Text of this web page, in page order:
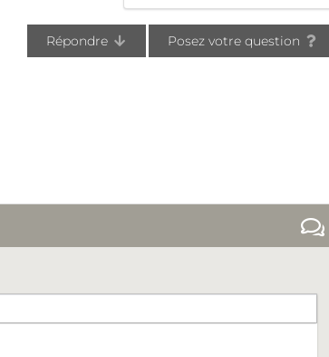
Répondre Posez votre question